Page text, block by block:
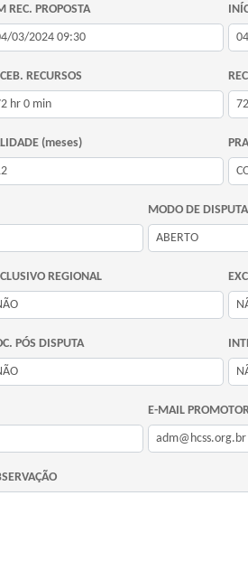
REC. PROPOSTA
RECURSOS
(meses)
MODO DE DISPUTA
REGIONAL
PÓS DISPUTA
E-MAIL